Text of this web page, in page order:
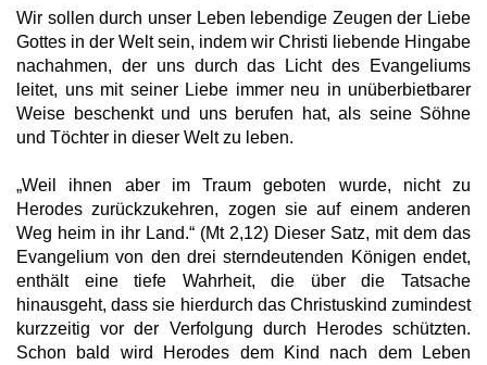
Wir sollen durch unser Leben lebendige Zeugen der Liebe
Gottes in der Welt sein, indem wir Christi liebende Hingabe
nachahmen, der uns durch das Licht des Evangeliums
leitet, uns mit seiner Liebe immer neu in unüberbietbarer
Weise beschenkt und uns berufen hat, als seine Söhne
und Töchter in dieser Welt zu leben.
„Weil ihnen aber im Traum geboten wurde, nicht zu
Herodes zurückzukehren, zogen sie auf einem anderen
Weg heim in ihr Land.“ (Mt 2,12) Dieser Satz, mit dem das
Evangelium von den drei sterndeutenden Königen endet,
enthält eine tiefe Wahrheit, die über die Tatsache
hinausgeht, dass sie hierdurch das Christuskind zumindest
kurzzeitig vor der Verfolgung durch Herodes schützten.
Schon bald wird Herodes dem Kind nach dem Leben